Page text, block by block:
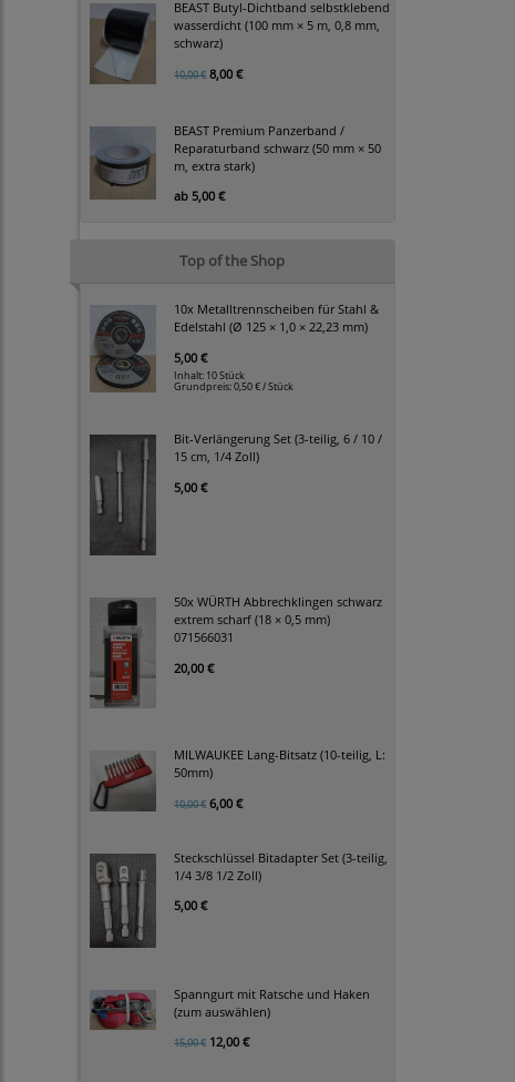
BEAST Butyl-Dichtband selbstklebend
wasserdicht (100 mm × 5 m, 0,8 mm,
schwarz)
10,00 € 8,00 €
BEAST Premium Panzerband /
Reparaturband schwarz (50 mm × 50
m, extra stark)
ab 5,00 €
Top of the Shop
10x Metalltrennscheiben für Stahl &
Edelstahl (Ø 125 × 1,0 × 22,23 mm)
5,00 €
Inhalt: 10 Stück
Grundpreis:0,50 € / Stück
Bit-Verlängerung Set (3-teilig, 6 / 10 /
15 cm, 1/4 Zoll)
5,00 €
50x WÜRTH Abbrechklingen schwarz
extrem scharf (18 × 0,5 mm)
071566031
20,00 €
MILWAUKEE Lang-Bitsatz (10-teilig, L:
50mm)
10,00 € 6,00 €
Steckschlüssel Bitadapter Set (3-teilig,
1/4 3/8 1/2 Zoll)
5,00 €
Spanngurt mit Ratsche und Haken
(zum auswählen)
15,00 € 12,00 €